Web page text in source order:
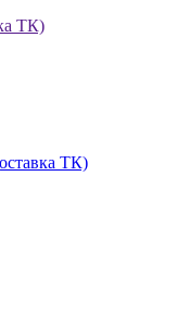
ТК)
ТК)